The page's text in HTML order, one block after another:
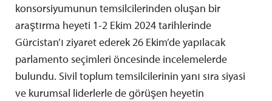
konsorsiyumunun temsilcilerinden oluşan bir
araştırma heyeti 1-2 Ekim 2024 tarihlerinde
Gürcistan’ı ziyaret ederek 26 Ekim’de yapılacak
parlamento seçimleri öncesinde incelemelerde
bulundu. Sivil toplum temsilcilerinin yanı sıra siyasi
ve kurumsal liderlerle de görüşen heyetin